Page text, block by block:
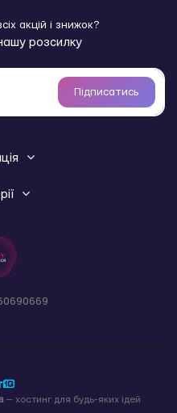
акцій і знижок?
розсилку
Підписатись
— хостинг для будь-яких ідей